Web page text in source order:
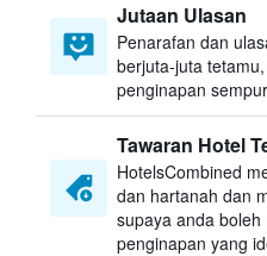
Jutaan Ulasan
Penarafan dan
berjuta-juta
penginapan
Tawaran Hotel
HotelsCombined
dan hartanah dan
supaya anda
penginapan yang